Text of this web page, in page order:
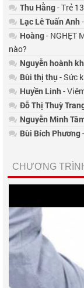
Thu Hằng- Trẻ
Lạc Lê Tuấn Anh
Hoàng- NGHẸT
nào?
Nguyễn hoành
Bùi thị thụ- Sức
Huyền Linh-
Đỗ Thị Thuỳ
Nguyễn Minh
Bùi Bích Phương
CHƯƠNG